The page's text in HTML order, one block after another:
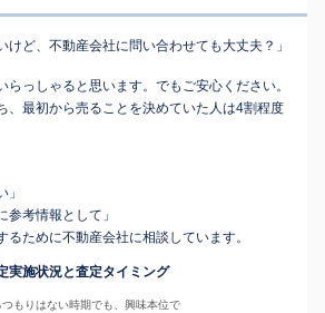
けど、不動産会社に問い合わせても大丈夫？」
らっしゃると思います。でもご安心ください。
、最初から売ることを決めていた人は4割程度
」
参考情報として」
るために不動産会社に相談しています。
実施状況と査定タイミング
もりはない時期でも、興味本位で